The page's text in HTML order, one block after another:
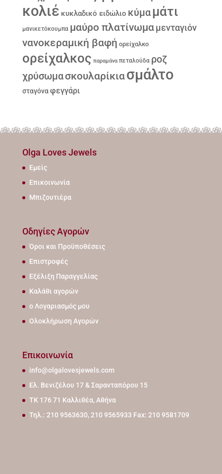
κολιέ κυκλαδικό ειδώλιο κύμα μάτι
μανικετόκουμπα μαύρο πλατίνωμα μενταγιόν
νανοκεραμική βαφή ορείχαλκο
ορείχαλκος παραμάνα πεταλούδα ροζ
χρύσωμασκουλαρίκιασμάλτο
σταγόνα φεγγάρι
Olga Loves Jewels
Εμείς
Επικοινωνία
Μπιζουτιέρα
Οδηγίες Αγορών
Όροι και Προϋποθέσεις
Επιστροφές
Εξέλιξη Παραγγελίας
Καλάθι αγορών
ο Λογαριασμός μου
Ολοκλήρωση Αγορών
Επικοινωνία
info@olgalovesjewels.com
Ελ. Βενιζέλου 17 & Σαρανταπόρου 15
ΤΚ 176 71 Καλλιθέα, Αθήνα
Τηλ.: 210 9563630, 210 9565933 Fax: 210 9581709